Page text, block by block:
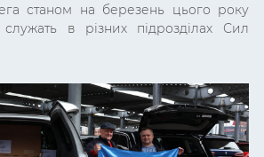
станом на березень цього року
служать в різних підрозділах Сил